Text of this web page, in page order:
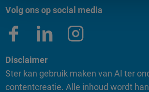
Volg ons op social media
Disclaimer
Ster kan gebruik maken van AI ter
contentcreatie. Alle inhoud wordt